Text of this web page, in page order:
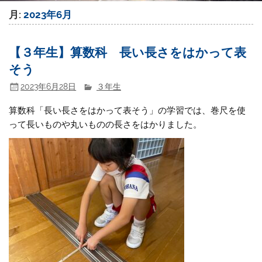
月:2023年6月
【３年生】算数科 長い長さをはかって表
そう
2023年6月28日 ３年生
算数科「長い長さをはかって表そう」の学習では、巻尺を使
って長いものや丸いものの長さをはかりました。